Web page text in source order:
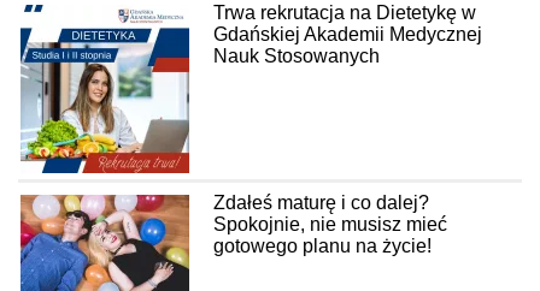
Trwa rekrutacja na Dietetykę w
Gdańskiej Akademii Medycznej
Nauk Stosowanych
Zdałeś maturę i co dalej?
Spokojnie, nie musisz mieć
gotowego planu na życie!